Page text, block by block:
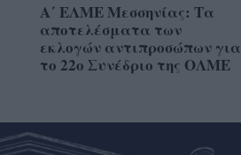
Α΄ ΕΛΜΕ Μεσσηνίας: Τα
αποτελέσματα των
εκλογών αντιπροσώπων για
το 22ο Συνέδριο της ΟΛΜΕ